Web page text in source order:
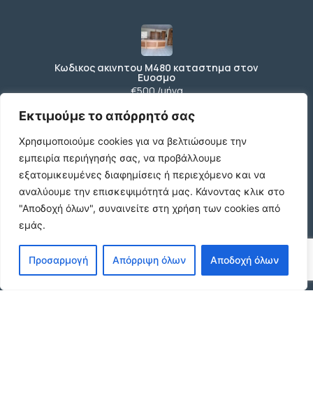
Εκτιμούμε το απόρρητό σας
Χρησιμοποιούμε cookies για να βελτιώσουμε την
εμπειρία περιήγησής σας, να προβάλλουμε
εξατομικευμένες διαφημίσεις ή περιεχόμενο και να
αναλύουμε την επισκεψιμότητά μας. Κάνοντας κλικ στο
"Αποδοχή όλων", συναινείτε στη χρήση των cookies από
εμάς.
Προσαρμογή Απόρριψη όλων Αποδοχή όλων
Κωδικος ακινητου Μ480 καταστημα στον
Ευοσμο
€500 /μήνα
ΠΩΛΕΙΤΑΙ ΟΙΚΟΠΕΔΟ 7325τ
€99.999
€330 /μήνα